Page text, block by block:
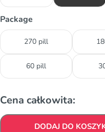
Package
270 pill
60 pill
Cena całkowita:
DODAJ DO